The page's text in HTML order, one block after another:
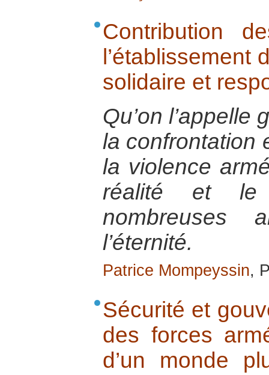
Contribution
l’établissement
solidaire et
Qu’on l’appelle
la confrontation
la violence
réalité et le
nombreuses
l’éternité.
Patrice Mompeyssin,
Sécurité et
des forces
d’un monde